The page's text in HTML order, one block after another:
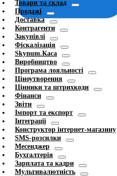
Товари та склад
Продажі
Доставка
Контрагенти
Закупівлі
Фіскалізація
Skynum.Каса
Виробництво
Програма лояльності
Ціноутворення
Цінники та штрихкоди
Фінанси
Звіти
Імпорт та експорт
Інтеграції
Конструктор інтернет-магазину
SMS-розсилки
Месенджер
Бухгалтерія
Зарплата та кадри
Мультивалютність